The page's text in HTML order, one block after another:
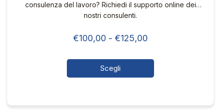
consulenza del lavoro? Richiedi il supporto online dei
nostri consulenti.
€100,00 - €125,00
da
a
Scegli
Questo
ha